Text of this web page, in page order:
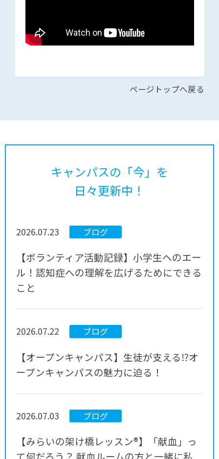
ページトップへ戻る
キャンパスの「今」を
日々更新中！
2026.07.23 ブログ
【ボランティア活動記録】小学生へのエー
ル！認知症への理解を広げるためにできる
こと
2026.07.22 ブログ
【オープンキャンパス】生徒が支える⁉オ
ープンキャンパスの魅力に迫る！
2026.07.03 ブログ
【みらいの架け橋レッスン®】「献血」っ